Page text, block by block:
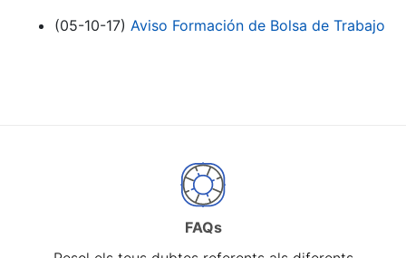
(05-10-17) Aviso Formación de Bolsa de Trabajo
FAQs